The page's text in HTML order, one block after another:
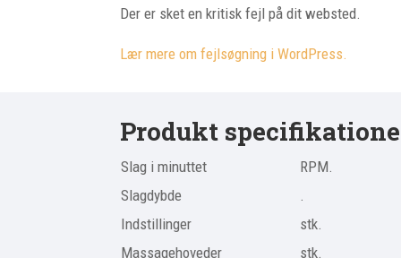
Der er sket en kritisk fejl på dit websted.
Lær mere om fejlsøgning i WordPress.
Produkt
Slag i minuttet
RPM.
Slagdybde
.
Indstillinger
stk.
Massagehoveder
stk.